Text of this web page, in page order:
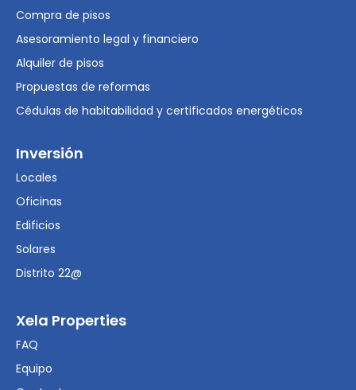
Compra de pisos
Asesoramiento legal y financiero
Alquiler de pisos
Propuestas de reformas
Cédulas de habitabilidad y certificados energéticos
Inversión
Locales
Oficinas
Edificios
Solares
Distrito 22@
Xela Properties
FAQ
Equipo